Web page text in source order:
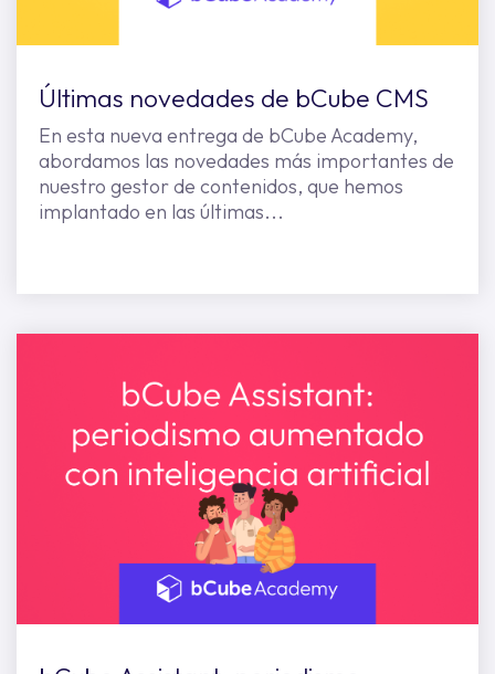
Últimas novedades de bCube CMS
En esta nueva entrega de bCube Academy,
abordamos las novedades más importantes de
nuestro gestor de contenidos, que hemos
implantado en las últimas...